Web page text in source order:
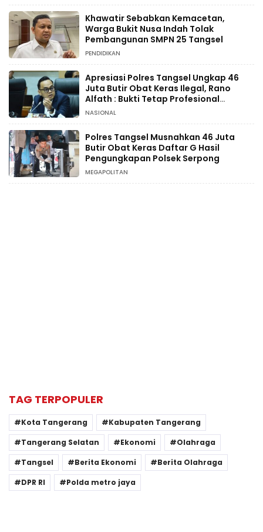
Khawatir Sebabkan Kemacetan,
Warga Bukit Nusa Indah Tolak
Pembangunan SMPN 25 Tangsel
PENDIDIKAN
Apresiasi Polres Tangsel Ungkap 46
Juta Butir Obat Keras Ilegal, Rano
Alfath : Bukti Tetap Profesional
Jalankan Tugas
NASIONAL
Polres Tangsel Musnahkan 46 Juta
Butir Obat Keras Daftar G Hasil
Pengungkapan Polsek Serpong
MEGAPOLITAN
TAG TERPOPULER
Kota Tangerang
Kabupaten Tangerang
Tangerang Selatan
Ekonomi
Olahraga
Tangsel
Berita Ekonomi
Berita Olahraga
DPR RI
Polda metro jaya